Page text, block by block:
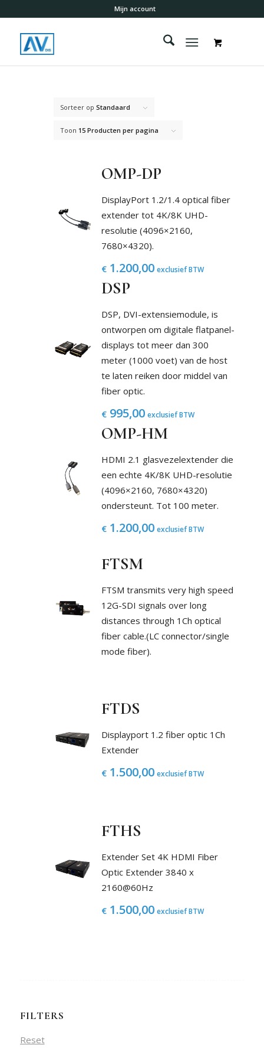
Mijn account
Sorteer op Standaard
Toon 15 Producten per pagina
OMP-DP
DisplayPort 1.2/1.4 optical fiber
extender tot 4K/8K UHD-
resolutie (4096×2160,
7680×4320).
€1.200,00 exclusief BTW
DSP
DSP, DVI-extensiemodule, is
ontworpen om digitale flatpanel-
displays tot meer dan 300
meter (1000 voet) van de host
te laten reiken door middel van
fiber optic.
€995,00 exclusief BTW
OMP-HM
HDMI 2.1 glasvezelextender die
een echte 4K/8K UHD-resolutie
(4096×2160, 7680×4320)
ondersteunt. Tot 100 meter.
€1.200,00 exclusief BTW
FTSM
FTSM transmits very high speed
12G-SDI signals over long
distances through 1Ch optical
fiber cable.(LC connector/single
mode fiber).
FTDS
Displayport 1.2 fiber optic 1Ch
Extender
€1.500,00 exclusief BTW
FTHS
Extender Set 4K HDMI Fiber
Optic Extender 3840 x
2160@60Hz
€1.500,00 exclusief BTW
FILTERS
Reset